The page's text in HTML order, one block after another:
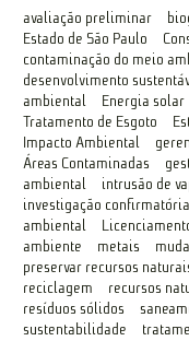
avaliação preliminar
Estado de São Paulo
contaminação do meio
desenvolvimento
ambiental
Energia solar
Tratamento de Esgoto
Impacto Ambiental
Áreas Contaminadas
ambiental
intrusão de
investigação confirmatória
ambiental
ambiente
metais
preservar recursos
reciclagem
recursos
resíduos sólidos
sustentabilidade